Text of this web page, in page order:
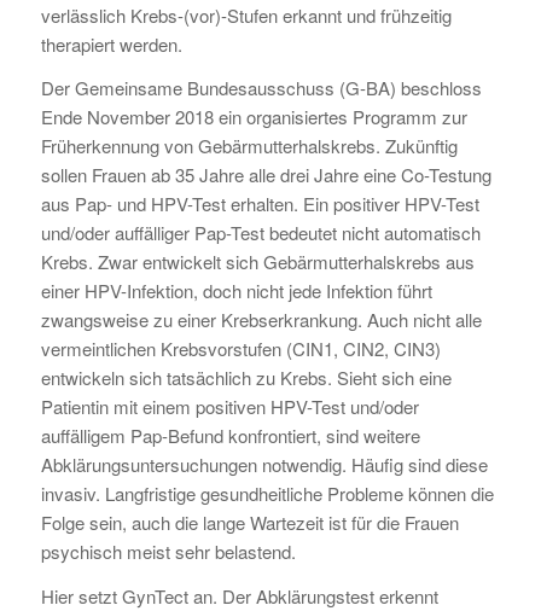
verlässlich Krebs-(vor)-Stufen erkannt und frühzeitig
therapiert werden.
Der Gemeinsame Bundesausschuss (G-BA) beschloss
Ende November 2018 ein organisiertes Programm zur
Früherkennung von Gebärmutterhalskrebs. Zukünftig
sollen Frauen ab 35 Jahre alle drei Jahre eine Co-Testung
aus Pap- und HPV-Test erhalten. Ein positiver HPV-Test
und/oder auffälliger Pap-Test bedeutet nicht automatisch
Krebs. Zwar entwickelt sich Gebärmutterhalskrebs aus
einer HPV-Infektion, doch nicht jede Infektion führt
zwangsweise zu einer Krebserkrankung. Auch nicht alle
vermeintlichen Krebsvorstufen (CIN1, CIN2, CIN3)
entwickeln sich tatsächlich zu Krebs. Sieht sich eine
Patientin mit einem positiven HPV-Test und/oder
auffälligem Pap-Befund konfrontiert, sind weitere
Abklärungsuntersuchungen notwendig. Häufig sind diese
invasiv. Langfristige gesundheitliche Probleme können die
Folge sein, auch die lange Wartezeit ist für die Frauen
psychisch meist sehr belastend.
Hier setzt GynTect an. Der Abklärungstest erkennt